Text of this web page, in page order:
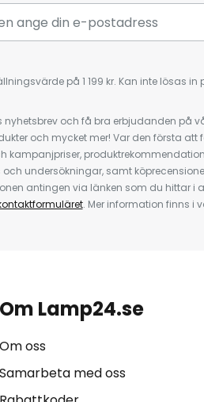
på 1 199 kr. Kan inte lösas in
nyhetsbrev och få bra erbjudanden på
och mycket mer! Var den första
kampanjpriser,
undersökningar, samt
antingen via länken som du hittar i
. Mer information finns i
Om Lamp24.se
Om oss
Samarbeta med oss